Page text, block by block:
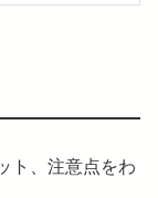
ト、注意点をわ